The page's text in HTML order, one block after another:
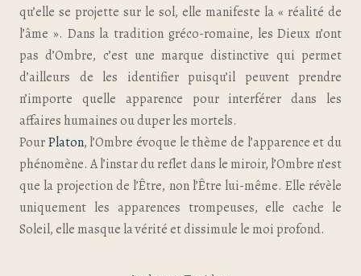
qu’elle se projette sur le sol, elle manifeste la « réalité de
l’âme ». Dans la tradition gréco-romaine, les Dieux n’ont
pas d’Ombre, c’est une marque distinctive qui permet
d’ailleurs de les identifier puisqu’il peuvent prendre
n’importe quelle apparence pour interférer dans les
affaires humaines ou duper les mortels.
PourPlaton, l’Ombre évoque le thème de l’apparence et du
phénomène. A l’instar du reflet dans le miroir, l’Ombre n’est
que la projection de l’Être, non l’Être lui-même. Elle révèle
uniquement les apparences trompeuses, elle cache le
Soleil, elle masque la vérité et dissimule le moi profond.